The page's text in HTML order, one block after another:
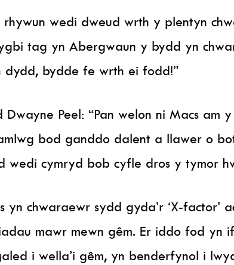
rhywun wedi dweud wrth y plentyn
tag yn Abergwaun y bydd yn
dydd, bydde fe wrth ei fodd!”
Dwayne Peel: “Pan welon ni Macs
bod ganddo dalent a llawer o
wedi cymryd bob cyfle dros y tymor
yn chwaraewr sydd gyda’r ‘X-factor’
mawr mewn gêm. Er iddo fod yn
i wella’i gêm, yn benderfynol i